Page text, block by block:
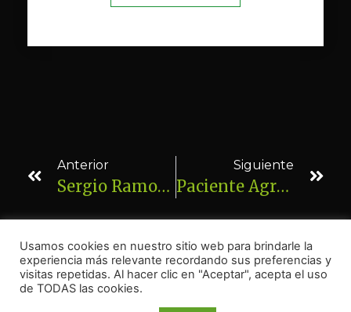
Anterior
Sergio Ramos Guerra. Cólico Lactante Resuelto En Una Sesión
Siguiente
Paciente Agradecida Al Trabajo En Equipo De Salux. Alicia Sanz, Antonio Moro…
Usamos cookies en nuestro sitio web para brindarle la
experiencia más relevante recordando sus preferencias y
visitas repetidas. Al hacer clic en "Aceptar", acepta el uso
de TODAS las cookies.